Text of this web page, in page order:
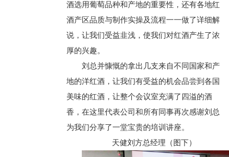
酒选用葡萄品种和产地的重要性，还有各地红
酒产区品质与制作实操及流程一一做了详细解
说，让我们受益韭浅，使我们对红酒产生了浓
厚的兴趣。
刘总并慷慨的拿出几支来自不同国家和产
地的洋红酒，让我们有受益的机会品尝到各国
美味的红酒，让整个会议室充满了四溢的酒
香，在这里代表公司和所有同事再次感谢刘总
为我们分享了一堂宝贵的培训讲座。
天健刘方总经理（图下）